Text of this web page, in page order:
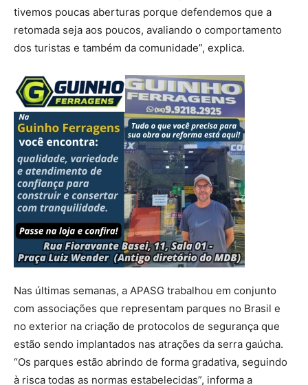
tivemos poucas aberturas porque defendemos que a
retomada seja aos poucos, avaliando o comportamento
dos turistas e também da comunidade”, explica.
Nas últimas semanas, a APASG trabalhou em conjunto
com associações que representam parques no Brasil e
no exterior na criação de protocolos de segurança que
estão sendo implantados nas atrações da serra gaúcha.
“Os parques estão abrindo de forma gradativa, seguindo
à risca todas as normas estabelecidas”, informa a